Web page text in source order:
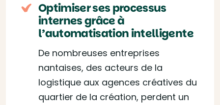
Optimiser ses processus
internes grâce à
l’automatisation intelligente
De nombreuses entreprises
nantaises, des acteurs de la
logistique aux agences créatives du
quartier de la création, perdent un